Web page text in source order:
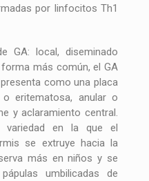
por linfocitos Th1
GA: local, diseminado
más común, el GA
como una placa
eritematosa, anular o
y aclaramiento central.
en la que el
se extruye hacia la
más en niños y se
umbilicadas de